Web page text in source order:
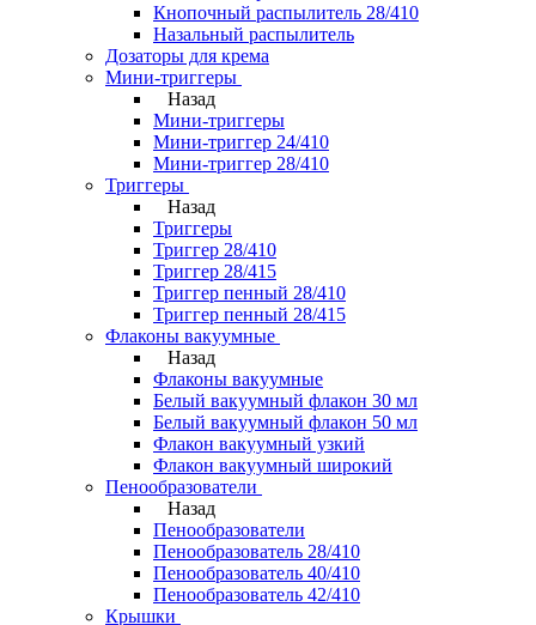
Кнопочный распылитель 28/410
Назальный распылитель
Дозаторы для крема
Мини-триггеры
Назад
Мини-триггеры
Мини-триггер 24/410
Мини-триггер 28/410
Триггеры
Назад
Триггеры
Триггер 28/410
Триггер 28/415
Триггер пенный 28/410
Триггер пенный 28/415
Флаконы вакуумные
Назад
Флаконы вакуумные
Белый вакуумный флакон 30 мл
Белый вакуумный флакон 50 мл
Флакон вакуумный узкий
Флакон вакуумный широкий
Пенообразователи
Назад
Пенообразователи
Пенообразователь 28/410
Пенообразователь 40/410
Пенообразователь 42/410
Крышки